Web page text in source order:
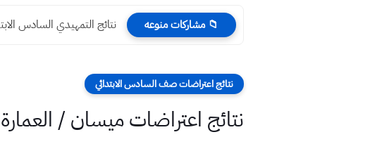
📁 مشاركات منوعه نتائج التمهيدي السادس الابتدائي 2026
نتائج اعتراضات صف السادس الابتدائي
نتائج اعتراضات ميسان / العمارة السادس